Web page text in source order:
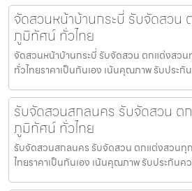
จัดสวนหน้าบ้านกระบี่ รับจัดสวน
ภูมิทัศน์ ทั่วไทย
จัดสวนหน้าบ้านกระบี่ รับจัดสวน ตกแต่งสว
ทั่วไทยราคาเป็นกันเอง เน้นคุณภาพ รับประกั
รับจัดสวนสกลนคร รับจัดสวน ต
ภูมิทัศน์ ทั่วไทย
รับจัดสวนสกลนคร รับจัดสวน ตกแต่งสวน
ไทยราคาเป็นกันเอง เน้นคุณภาพ รับประกันค